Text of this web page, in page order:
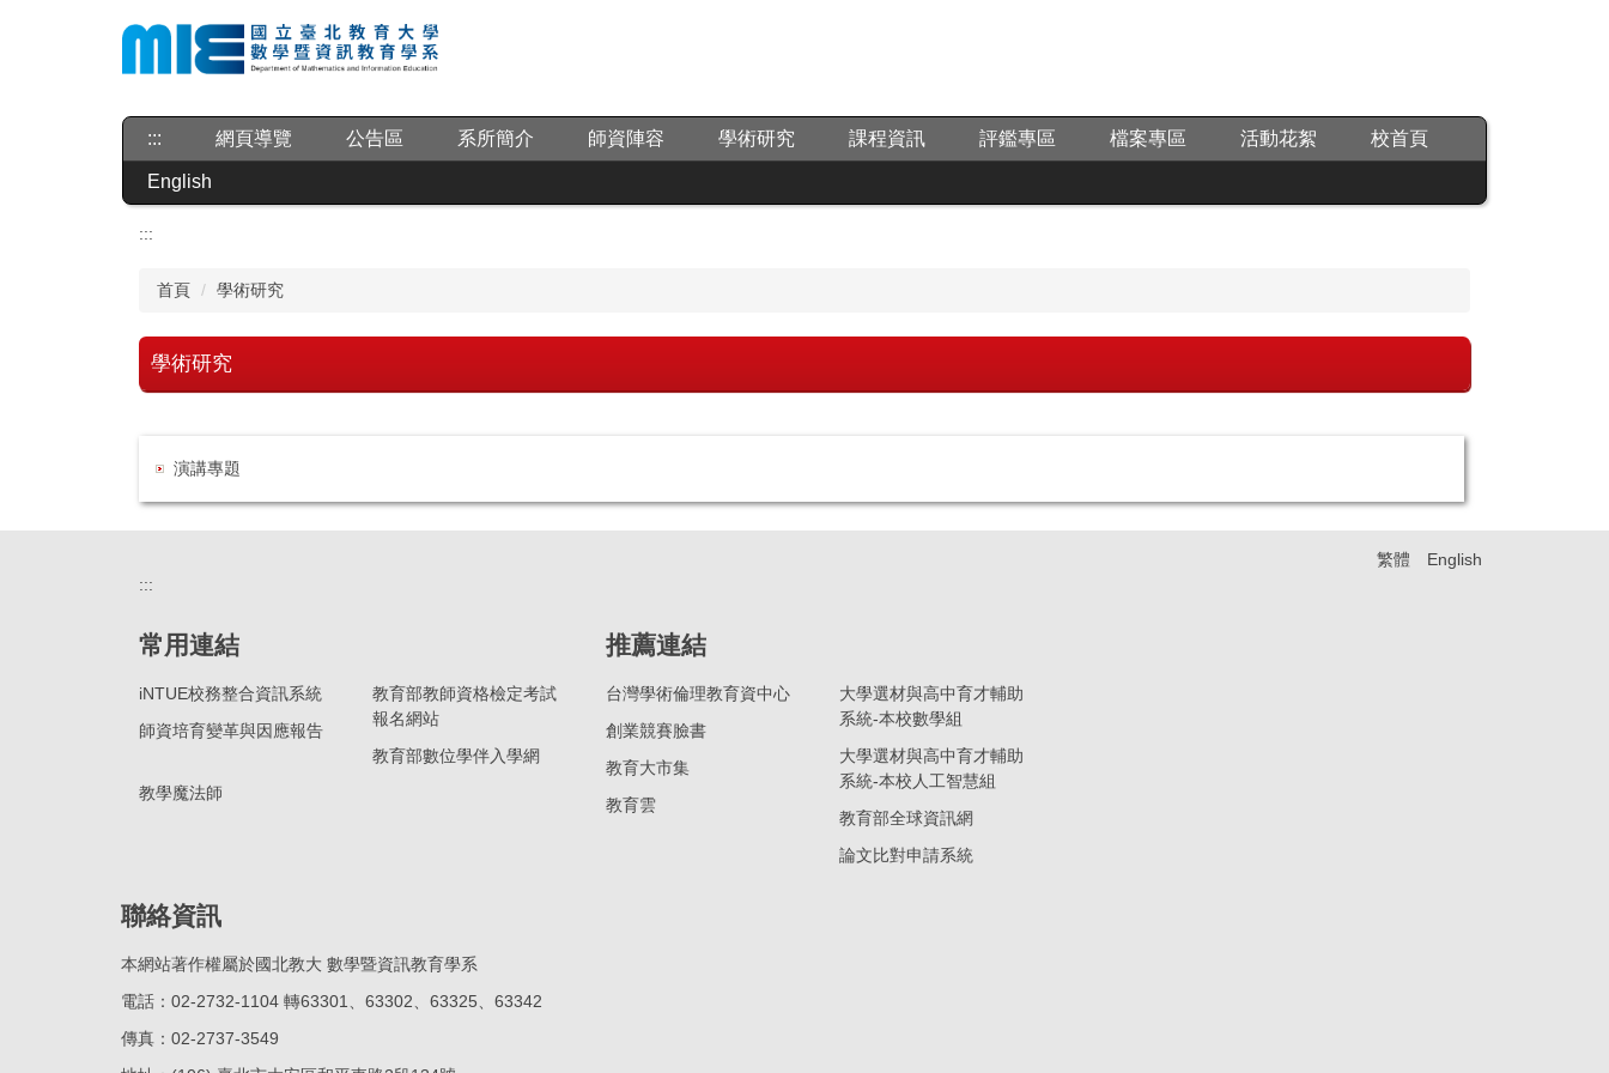
::: 網頁導覽 公告區 系所簡介 師資陣容 學術研究 課程資訊 評鑑專區 檔案專區 活動花絮 校首頁
English
:::
首頁 學術研究
學術研究
演講專題
繁體
English
:::
常用連結
iNTUE校務整合資訊系統
師資培育變革與因應報告
教育部教師資格檢定考試
報名網站
教育部數位學伴入學網
教學魔法師
推薦連結
台灣學術倫理教育資中心
創業競賽臉書
教育大市集
教育雲
大學選材與高中育才輔助
系統-本校數學組
大學選材與高中育才輔助
系統-本校人工智慧組
教育部全球資訊網
論文比對申請系統
聯絡資訊
本網站著作權屬於國北教大 數學暨資訊教育學系
電話：02-2732-1104 轉63301、63302、63325、63342
傳真：02-2737-3549